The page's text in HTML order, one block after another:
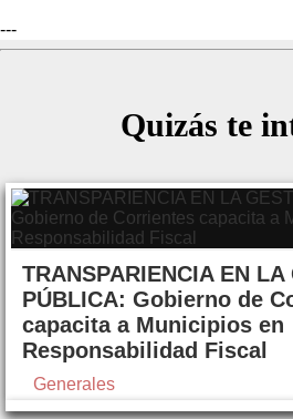
---
Quizás te
TRANSPARIENCIA EN LA
PÚBLICA: Gobierno de
capacita a Municipios en
Responsabilidad Fiscal
Generales